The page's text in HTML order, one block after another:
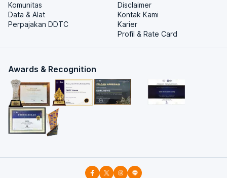
Komunitas
Data & Alat
Perpajakan DDTC
Disclaimer
Kontak Kami
Karier
Profil & Rate Card
Awards & Recognition